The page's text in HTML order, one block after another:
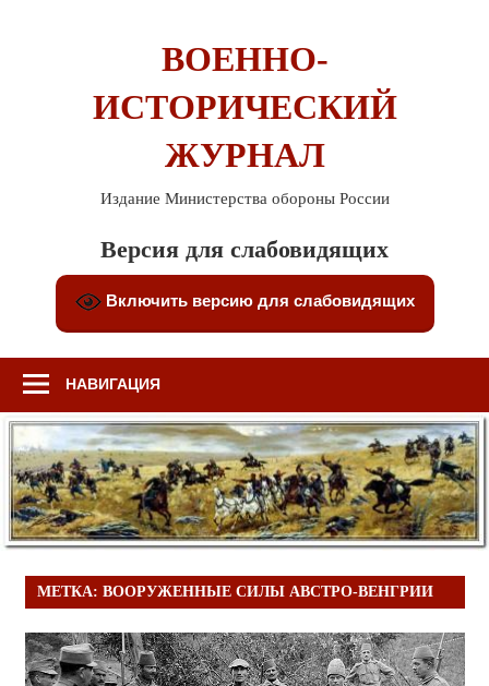
ВОЕННО-
ИСТОРИЧЕСКИЙ
ЖУРНАЛ
Издание Министерства обороны России
Версия для слабовидящих
Включить версию для слабовидящих
НАВИГАЦИЯ
МЕТКА: ВООРУЖЕННЫЕ СИЛЫ АВСТРО-ВЕНГРИИ